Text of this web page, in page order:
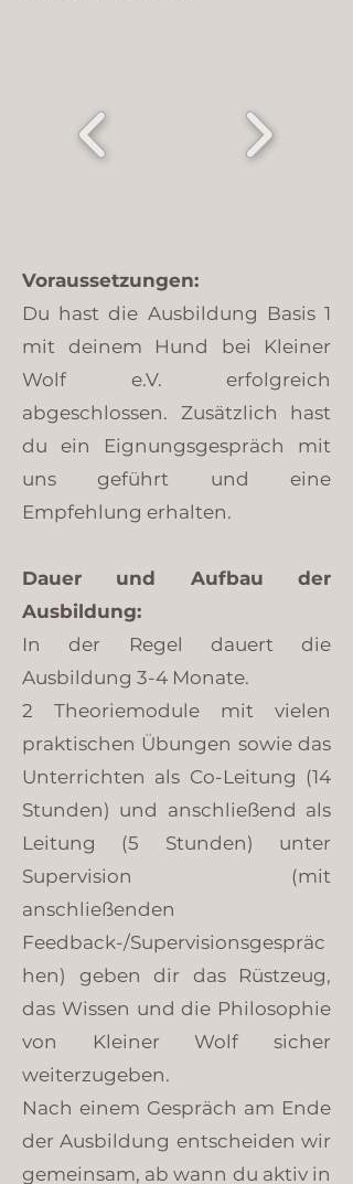
Voraussetzungen:
Du hast die Ausbildung Basis 1
mit deinem Hund bei Kleiner
Wolf e.V. erfolgreich
abgeschlossen. Zusätzlich hast
du ein Eignungsgespräch mit
uns geführt und eine
Empfehlung erhalten.
Dauer und Aufbau der
Ausbildung:
In der Regel dauert die
Ausbildung 3-4 Monate.
2 Theoriemodule mit vielen
praktischen Übungen sowie das
Unterrichten als Co-Leitung (14
Stunden) und anschließend als
Leitung (5 Stunden) unter
Supervision (mit
anschließenden
Feedback-/Supervisionsgespräc
hen) geben dir das Rüstzeug,
das Wissen und die Philosophie
von Kleiner Wolf sicher
weiterzugeben.
Nach einem Gespräch am Ende
der Ausbildung entscheiden wir
gemeinsam, ab wann du aktiv in